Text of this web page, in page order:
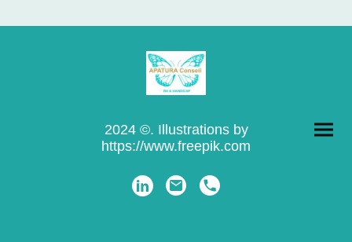
2024 ©. Illustrations by
https://www.freepik.com